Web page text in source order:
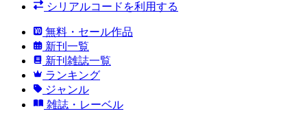
シリアルコードを利用する
無料・セール作品
新刊一覧
新刊雑誌一覧
ランキング
ジャンル
雑誌・レーベル